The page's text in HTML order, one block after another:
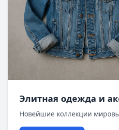
Элитная одежда и
Новейшие коллекции